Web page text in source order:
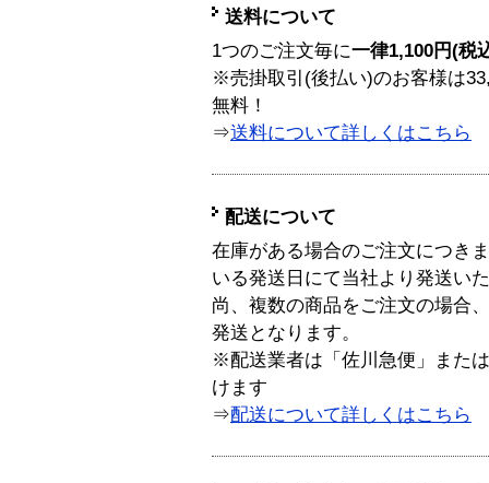
送料について
1つのご注文毎に一律1,100円(税
※売掛取引(後払い)のお客様は
無料！
⇒送料について詳しくはこちら
配送について
在庫がある場合のご注文につき
いる発送日にて当社より発送い
尚、複数の商品をご注文の場合
発送となります。
※配送業者は「佐川急便」また
けます
⇒配送について詳しくはこちら